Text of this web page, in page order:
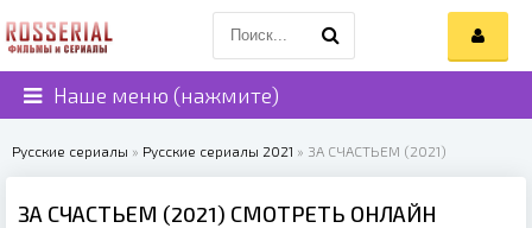
Наше меню (нажмите)
Русские сериалы » Русские сериалы 2021 » ЗА СЧАСТЬЕМ (2021)
ЗА СЧАСТЬЕМ (2021) СМОТРЕТЬ ОНЛАЙН